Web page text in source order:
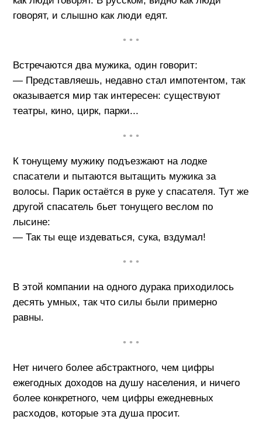
говорят, и слышно как люди едят.
• • •
Встречаются два мужика, один говорит:
— Представляешь, недавно стал импотентом, так
оказывается мир так интересен: существуют
театры, кино, цирк, парки...
• • •
К тонущему мужику подъезжают на лодке
спасатели и пытаются вытащить мужика за
волосы. Парик остаётся в руке у спасателя. Тут же
другой спасатель бьет тонущего веслом по
лысине:
— Так ты еще издеваться, сука, вздумал!
• • •
В этой компании на одного дурака приходилось
десять умных, так что силы были примерно
равны.
• • •
Нет ничего более абстрактного, чем цифры
ежегодных доходов на душу населения, и ничего
более конкретного, чем цифры ежедневных
расходов, которые эта душа просит.